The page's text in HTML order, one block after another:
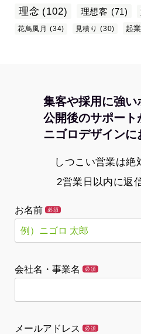
理念 (102) 理想客 (71)
花鳥風月 (34) 見積り (30) 起業
集客や採用に強い
公開後のサポート
ニゴロデザイン
しつこい営業は絶
2営業日以内に返
お名前 必須
会社名・事業名 必須
メールアドレス 必須